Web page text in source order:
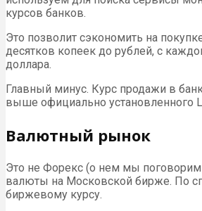
курсов банков.
Это позволит сэкономить на
десятков копеек до рублей, с
доллара.
Главный минус. Курс продажи в
выше официально установленного
Валютный рынок
Это не Форекс (о нем мы
валюты на Московской бирже. По
биржевому курсу.